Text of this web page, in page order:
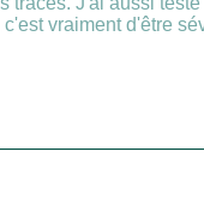
vraiment d'être